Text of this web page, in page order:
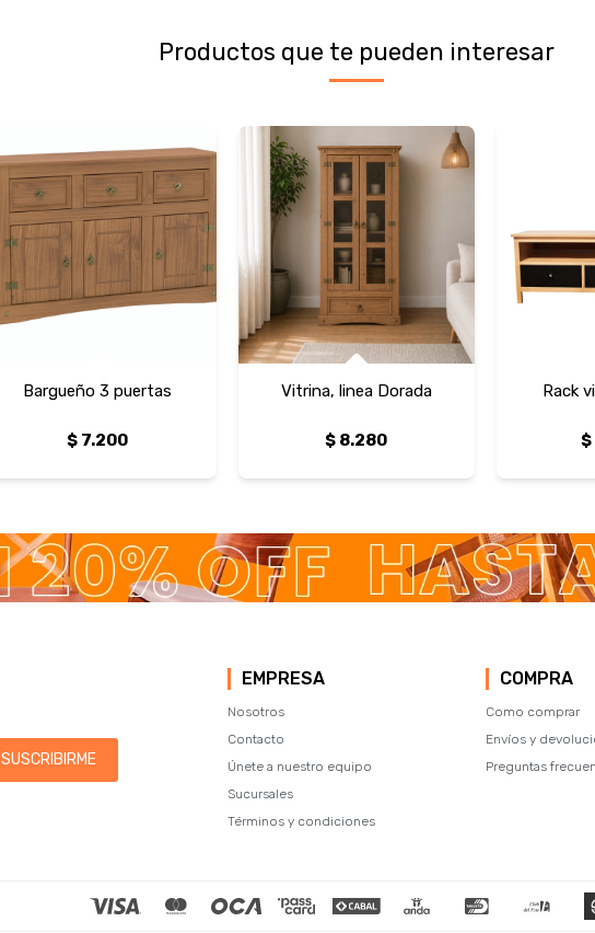
Productos que te pueden interesar
Bargueño 3 puertas
$ 7.200
Vitrina, linea Dorada
$ 8.280
Rack
$
EMPRESA
Nosotros
Contacto
Únete a nuestro equipo
Sucursales
Términos y condiciones
COMPRA
Como comprar
Envíos y
Preguntas
SUSCRIBIRME